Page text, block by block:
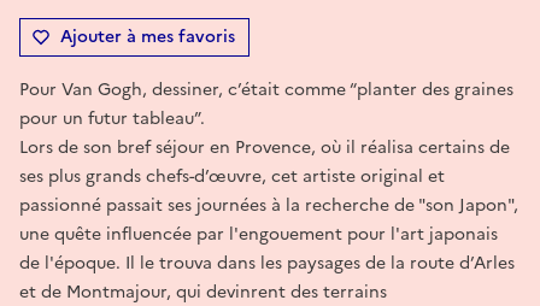
Ajouter à mes favoris
Pour Van Gogh, dessiner, c’était comme “planter des graines
pour un futur tableau”.
Lors de son bref séjour en Provence, où il réalisa certains de
ses plus grands chefs-d’œuvre, cet artiste original et
passionné passait ses journées à la recherche de "son Japon",
une quête influencée par l'engouement pour l'art japonais
de l'époque. Il le trouva dans les paysages de la route d’Arles
et de Montmajour, qui devinrent des terrains